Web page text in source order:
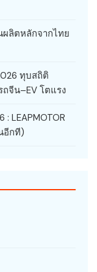
ผลิตหลักจากไทย
ทุบสถิติ
ถจีน–EV โตแรง
: LEAPMOTOR
อีกที)